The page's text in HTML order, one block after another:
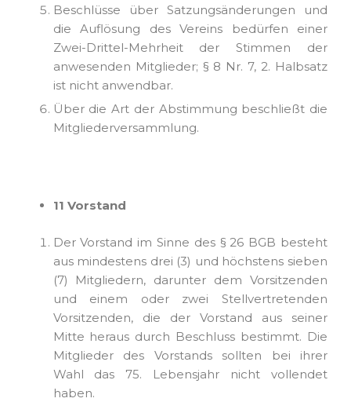
Beschlüsse über Satzungsänderungen und
die Auflösung des Vereins bedürfen einer
Zwei-Drittel-Mehrheit der Stimmen der
anwesenden Mitglieder; § 8 Nr. 7, 2. Halbsatz
ist nicht anwendbar.
Über die Art der Abstimmung beschließt die
Mitgliederversammlung.
11 Vorstand
Der Vorstand im Sinne des § 26 BGB besteht
aus mindestens drei (3) und höchstens sieben
(7) Mitgliedern, darunter dem Vorsitzenden
und einem oder zwei Stellvertretenden
Vorsitzenden, die der Vorstand aus seiner
Mitte heraus durch Beschluss bestimmt. Die
Mitglieder des Vorstands sollten bei ihrer
Wahl das 75. Lebensjahr nicht vollendet
haben.